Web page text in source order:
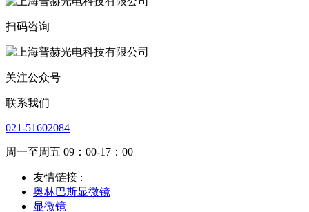
扫码咨询
关注公众号
联系我们
021-51602084
周一至周五 09：00-17：00
友情链接 :
奥林巴斯显微镜
显微镜